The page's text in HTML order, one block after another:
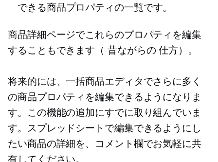
できる商品プロパティの一覧です。
商品詳細ページでこれらのプロパティを編集
することもできます（ 昔ながらの 仕方）。
将来的には、一括商品エディタでさらに多く
の商品プロパティを編集できるようになりま
す。この機能の追加にすでに取り組んでいま
す。スプレッドシートで編集できるようにし
たい商品の詳細を、コメント欄でお気軽に共
有してください。